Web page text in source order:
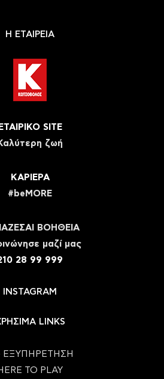
Η ΕΤΑΙΡΕΙΑ
ΕΤΑΙΡΙΚΟ SITE
ζωή
ΚΑΡΙΕΡΑ
#beMORE
ΒΟΗΘΕΙΑ
μαζί μας
28 99 999
INSTAGRAM
LINKS
ΕΞΥΠΗΡΕΤΗΣΗ
TO PLAY